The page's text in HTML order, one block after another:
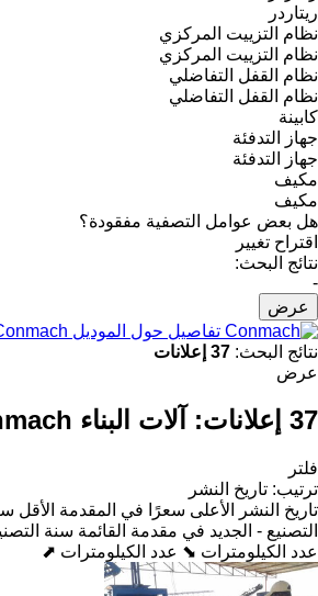
ريتاردر
نظام التزييت المركزي
نظام التزييت المركزي
نظام القفل التفاضلي
نظام القفل التفاضلي
كابينة
جهاز التدفئة
جهاز التدفئة
مكيف
مكيف
هل بعض عوامل التصفية مفقودة؟
اقتراح تغيير
نتائج البحث:
-
عرض
تفاصيل حول الموديل Conmach
نتائج البحث: 37 إعلانات
عرض
37 إعلانات: آلات البناء Conmach
فلتر
ترتيب: تاريخ النشر
تاريخ النشر
الأعلى سعرًا في المقدمة الأقل
التصنيع - الجديد في مقدمة القائمة سنة
عدد الكيلومترات ⬊ عدد الكيلومترات ⬈